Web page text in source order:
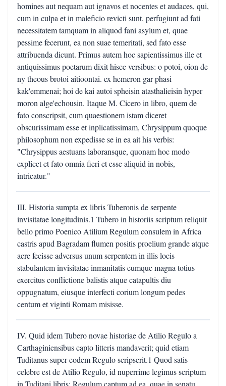
homines aut nequam aut ignavos et nocentes et audaces, qui,
cum in culpa et in maleficio revicti sunt, perfugiunt ad fati
necessitatem tamquam in aliquod fani asylum et, quae
pessime fecerunt, ea non suae temeritati, sed fato esse
attribuenda dicunt. Primus autem hoc sapientissimus ille et
antiquissimus poetarum dixit hisce versibus: o potoi, oion de
ny theous brotoi aitioontai. ex hemeron gar phasi
kak'emmenai; hoi de kai autoi spheisin atasthalieisin hyper
moron alge'echousin. Itaque M. Cicero in libro, quem de
fato conscripsit, cum quaestionem istam diceret
obscurissimam esse et inplicatissimam, Chrysippum quoque
philosophum non expedisse se in ea ait his verbis:
"Chrysippus aestuans laboransque, quonam hoc modo
explicet et fato omnia fieri et esse aliquid in nobis,
intricatur."
III. Historia sumpta ex libris Tuberonis de serpente
invisitatae longitudinis.1 Tubero in historiis scriptum reliquit
bello primo Poenico Atilium Regulum consulem in Africa
castris apud Bagradam flumen positis proelium grande atque
acre fecisse adversus unum serpentem in illis locis
stabulantem invisitatae inmanitatis eumque magna totius
exercitus conflictione balistis atque catapultis diu
oppugnatum, eiusque interfecti corium longum pedes
centum et viginti Romam misisse.
IV. Quid idem Tubero novae historiae de Atilio Regulo a
Carthaginiensibus capto litteris mandaverit; quid etiam
Tuditanus super eodem Regulo scripserit.1 Quod satis
celebre est de Atilio Regulo, id nuperrime legimus scriptum
in Tuditani libris: Regulum captum ad ea, quae in senatu